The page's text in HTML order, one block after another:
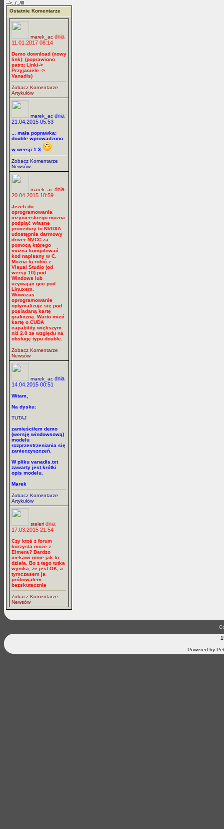
-->../../lll
Ostatnie Komentarze
marek_ac dnia
11.01.2017 08:14
Demo download (nowy
link): (poprawiono
patrz: Linki->
Przyjaciele ->
Vanadis)
Zobacz Komentarze
Artykułów
marek_ac dnia
21.04.2015 05:53
... mała poprawka:
double wprowadzono
w wersji 1.3
Zobacz Komentarze
Newsów
marek_ac dnia
20.04.2015 18:59
Jeżeli do
oprogramowania
inżynierskiego można
podpiąć własne
procedury to NVIDIA
udostępnia darmowy
driver NVCC za
pomocą którego
można kompilować
kod napisany w C.
Można to robić z
Visual Studio (od
wersji 10) pod
Windows lub
używając gcc pod
Linuxem.
Wówczas
oprogramowanie
optymalizuje się pod
posiadaną kartę
graficzną. Warto mieć
kartę o CUDA
capability większym
niż 2.0 ze względu na
obsługę typu double.
Zobacz Komentarze
Newsów
marek_ac dnia
14.04.2015 00:51
Witam,
Na dysku:
TUTAJ
zamieściłem demo
(wersję windowsową)
modelu
rozprzestrzeniania się
zanieczyszczeń.
W pliku vanadis.txt
zawarty jest krótki
opis modelu.
Marek
Zobacz Komentarze
Artykułów
steleri dnia
17.03.2015 21:54
Czy ktoś z forum
korzysta może z
Elmera? Bardzo
ciekawi mnie jak to
działa. Bo z tego tutka
wynika, że jest OK, a
tymczasem ja
próbowałem...
bezskutecznie
Zobacz Komentarze
Newsów
Powered by